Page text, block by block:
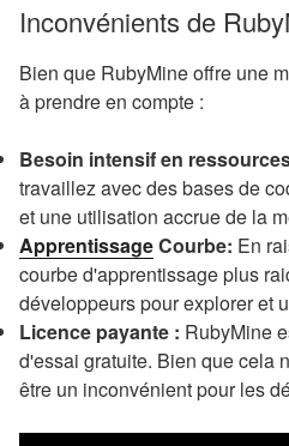
Inconvénients de
Bien que RubyMine offre une
à prendre en compte :
Besoin intensif en
travaillez avec des bases de
et une utilisation accrue de la
ApprentissageCourbe: En
courbe d'apprentissage plus
développeurs pour explorer et
Licence payante : RubyMine
d'essai gratuite. Bien que cela
être un inconvénient pour les